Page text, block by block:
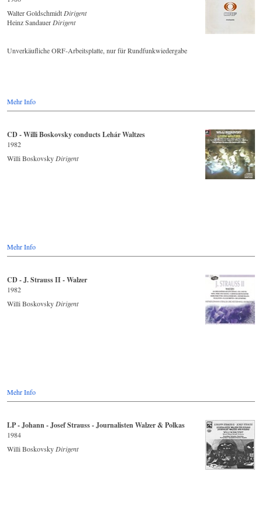
Walter Goldschmidt Dirigent
Heinz Sandauer Dirigent
Unverkäufliche ORF-Arbeitsplatte, nur für Rundfunkwiedergabe
Mehr Info
CD - Willi Boskovsky conducts Lehár Waltzes
1982
Willi Boskovsky Dirigent
Mehr Info
CD - J. Strauss II - Walzer
1982
Willi Boskovsky Dirigent
Mehr Info
LP - Johann - Josef Strauss - Journalisten Walzer & Polkas
1984
Willi Boskovsky Dirigent